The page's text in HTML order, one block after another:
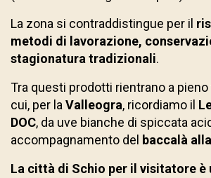
La zona si contraddistingue per il
metodi di lavorazione,
stagionatura tradizionali.
Tra questi prodotti rientrano a pieno
cui, per la Valleogra, ricordiamo il
DOC, da uve bianche di spiccata
accompagnamento del baccalà
La città di Schio per il visitatore è